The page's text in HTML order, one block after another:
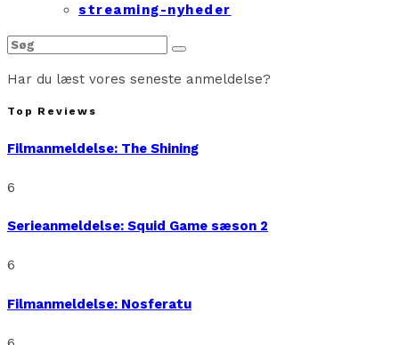
streaming-nyheder
Har du læst vores seneste anmeldelse?
Top Reviews
Filmanmeldelse: The Shining
6
Serieanmeldelse: Squid Game sæson 2
6
Filmanmeldelse: Nosferatu